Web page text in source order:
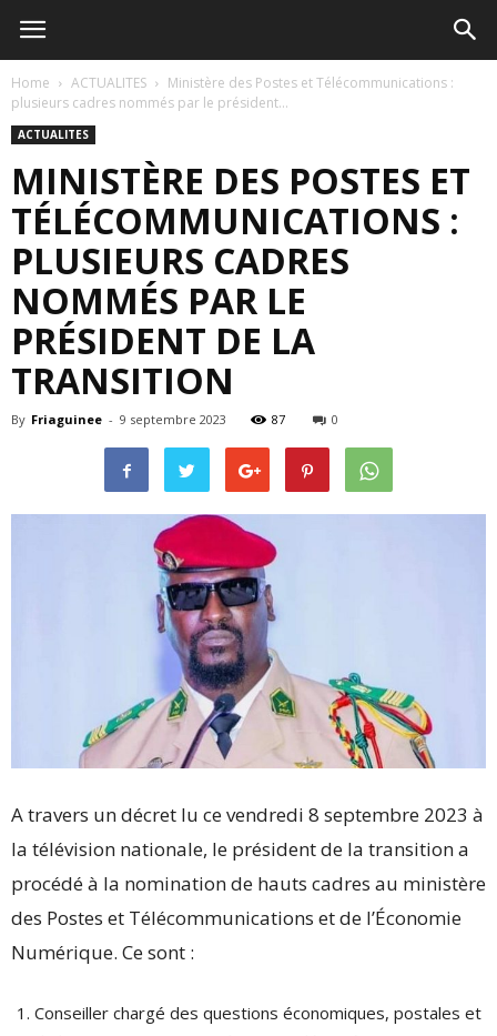
Home ACTUALITES
Ministère des Postes et Télécommunications :
plusieurs cadres nommés par le président...
ACTUALITES
MINISTÈRE DES POSTES ET
TÉLÉCOMMUNICATIONS :
PLUSIEURS CADRES
NOMMÉS PAR LE
PRÉSIDENT DE LA
TRANSITION
By Friaguinee - 9 septembre 2023 87 0
A travers un décret lu ce vendredi 8 septembre 2023 à
la télévision nationale, le président de la transition a
procédé à la nomination de hauts cadres au ministère
des Postes et Télécommunications et de l’Économie
Numérique. Ce sont :
Conseiller chargé des questions économiques, postales et